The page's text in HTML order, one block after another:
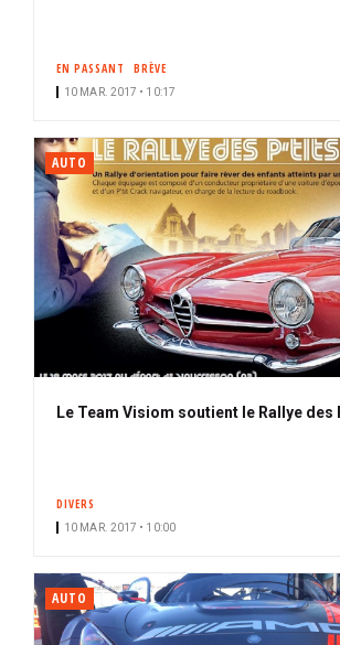
EN PASSANT BRÈVE
10 MAR. 2017 • 10:17
AUTO
Le Team Visiom soutient le Rallye
DIVERS
10 MAR. 2017 • 10:00
AUTO